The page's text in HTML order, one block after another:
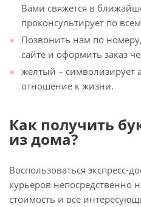
Вами свяжется в
проконсультирует по
Позвонить нам по
сайте и оформить заказ
желтый – символизирует
отношение к жизни.
Как получить
из дома?
Воспользоваться экспресс-
курьеров непосредственно
стоимость и все